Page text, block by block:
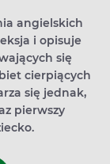
angielskich
i opisuje
się
cierpiących
się jednak,
pierwszy